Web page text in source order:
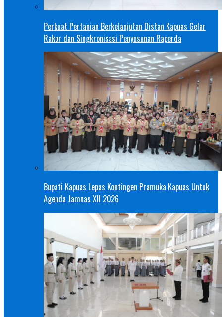
Perkuat Pertanian Berkelanjutan Distan Kapuas Gelar
Rakor dan Singkronisasi Penyusunan Raperda
Bupati Kapuas Lepas Kontingen Pramuka Kapuas Untuk
Agenda Jamnas XII 2026